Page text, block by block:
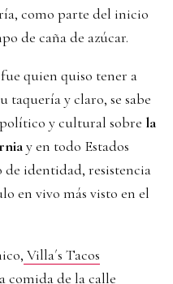
como parte del inicio
de caña de azúcar.
quien quiso tener a
taquería y claro, se sabe
y cultural sobre la
y en todo Estados
identidad, resistencia
en vivo más visto en el
Villa´s Tacos
comida de la calle